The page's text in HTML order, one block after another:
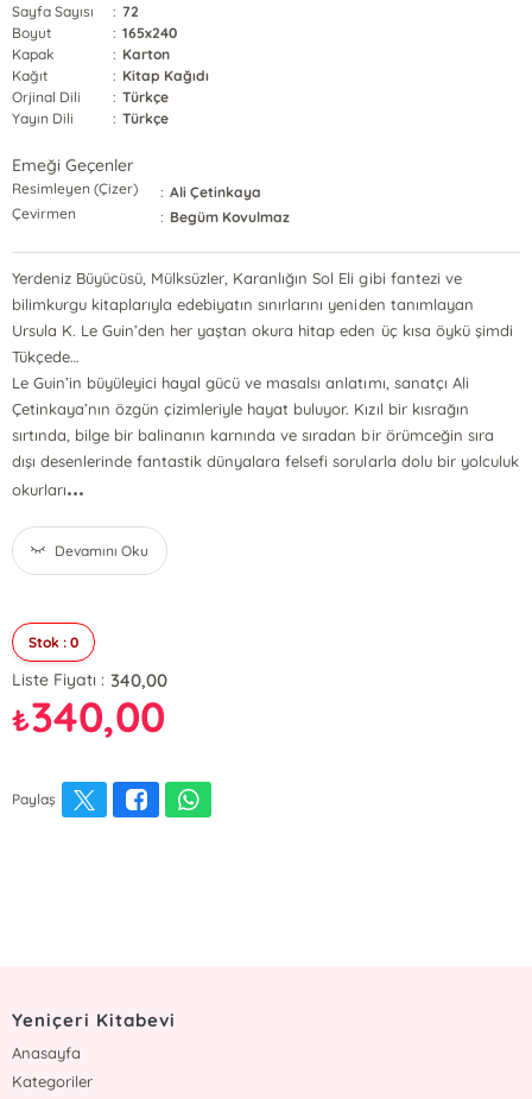
Sayfa Sayısı
: 72
Boyut
: 165x240
Kapak
: Karton
Kağıt
: Kitap Kağıdı
Orjinal Dili
: Türkçe
Yayın Dili
: Türkçe
Emeği Geçenler
Resimleyen (Çizer) : Ali Çetinkaya
Çevirmen
: Begüm Kovulmaz
Yerdeniz Büyücüsü, Mülksüzler, Karanlığın Sol Eli gibi fantezi ve
bilimkurgu kitaplarıyla edebiyatın sınırlarını yeniden tanımlayan
Ursula K. Le Guin’den her yaştan okura hitap eden üç kısa öykü şimdi
Tükçede…
Le Guin’in büyüleyici hayal gücü ve masalsı anlatımı, sanatçı Ali
Çetinkaya’nın özgün çizimleriyle hayat buluyor. Kızıl bir kısrağın
sırtında, bilge bir balinanın karnında ve sıradan bir örümceğin sıra
dışı desenlerinde fantastik dünyalara felsefi sorularla dolu bir yolculuk
okurları...
Devamını Oku
Stok : 0
Liste Fiyatı : 340,00
₺340,00
Paylaş
Yeniçeri Kitabevi
Anasayfa
Kategoriler